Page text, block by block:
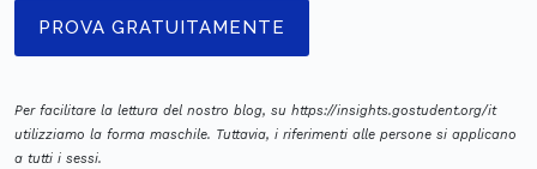
PROVA GRATUITAMENTE
Per facilitare la lettura del nostro blog, su https://insights.gostudent.org/it
utilizziamo la forma maschile. Tuttavia, i riferimenti alle persone si applicano
a tutti i sessi.